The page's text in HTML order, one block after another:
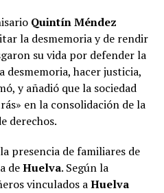
Quintín Méndez
la desmemoria y de rendir
su vida por defender la
desmemoria, hacer justicia,
y añadió que la sociedad
en la consolidación de la
derechos.
presencia de familiares de
deHuelva. Según la
vinculados aHuelva